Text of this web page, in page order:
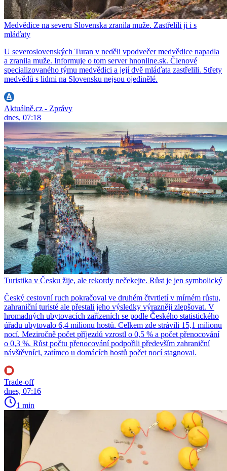
Medvědice na severu Slovenska zranila muže. Zastřelili ji i s
mláďaty
U severoslovenských Turan v neděli vpodvečer medvědice napadla
a zranila muže. Informuje o tom server hnonline.sk. Členové
specializovaného týmu medvědici a její dvě mláďata zastřelili. Střety
medvědů s lidmi na Slovensku nejsou ojedinělé.
Aktuálně.cz - Zprávy
dnes, 07:18
Turistika v Česku žije, ale rekordy nečekejte. Růst je jen symbolický
Český cestovní ruch pokračoval ve druhém čtvrtletí v mírném růstu,
zahraniční turisté ale přestali jeho výsledky výrazněji zlepšovat. V
hromadných ubytovacích zařízeních se podle Českého statistického
úřadu ubytovalo 6,4 milionu hostů. Celkem zde strávili 15,1 milionu
nocí. Meziročně počet příjezdů vzrostl o 0,5 % a počet přenocování
o 0,3 %. Růst počtu přenocování podpořili především zahraniční
návštěvníci, zatímco u domácích hostů počet nocí stagnoval.
Trade-off
dnes, 07:16
1 min